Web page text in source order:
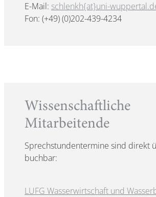
E-Mail: schlenkh{at}uni-
Fon: (+49) (0)202-439-4234
Wissenschaftliche
Mitarbeitende
Sprechstundentermine sind direkt
buchbar:
LUFG Wasserwirtschaft und